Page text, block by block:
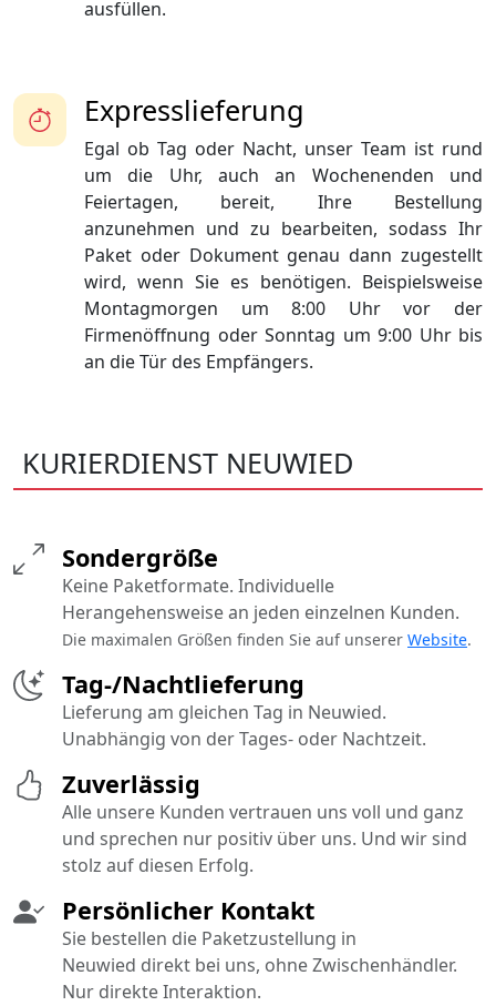
ausfüllen.
Expresslieferung
Egal ob Tag oder Nacht, unser Team ist rund
um die Uhr, auch an Wochenenden und
Feiertagen, bereit, Ihre Bestellung
anzunehmen und zu bearbeiten, sodass Ihr
Paket oder Dokument genau dann zugestellt
wird, wenn Sie es benötigen. Beispielsweise
Montagmorgen um 8:00 Uhr vor der
Firmenöffnung oder Sonntag um 9:00 Uhr bis
an die Tür des Empfängers.
KURIERDIENST NEUWIED
Tag-/Nachtlieferung
Lieferung am gleichen Tag in Neuwied.
Unabhängig von der Tages- oder Nachtzeit.
Persönlicher Kontakt
Sie bestellen die Paketzustellung in
Neuwied direkt bei uns, ohne Zwischenhändler.
Nur direkte Interaktion.
Sondergröße
Keine Paketformate. Individuelle
Herangehensweise an jeden einzelnen Kunden.
Die maximalen Größen finden Sie auf unserer Website.
Zuverlässig
Alle unsere Kunden vertrauen uns voll und ganz
und sprechen nur positiv über uns. Und wir sind
stolz auf diesen Erfolg.